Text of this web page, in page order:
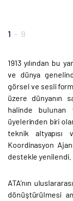
1 - 9
1913 yılından bu
ve dünya
görsel ve sesli
üzere dünyanın
halinde bulunan
üyelerinden biri
teknik
Koordinasyon
destekle yenilendi.
ATA’nın
dönüştürülmesi